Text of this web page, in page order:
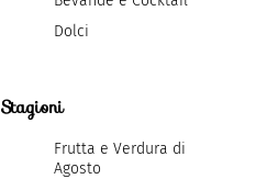
Dolci
Stagioni
Frutta e Verdura di
Agosto